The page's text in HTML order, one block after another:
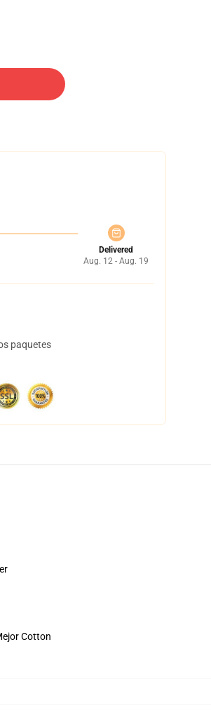
Delivered
Aug. 12 - Aug. 19
paquetes
Cotton